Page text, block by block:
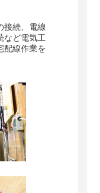
接続、電線
など電気工
配線作業を